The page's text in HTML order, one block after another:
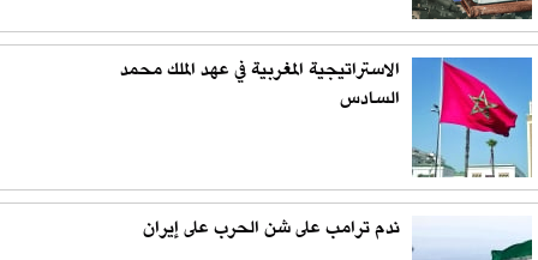
الاستراتيجية المغربية في عهد الملك محمد
السادس
ندم ترامب على شن الحرب على إيران